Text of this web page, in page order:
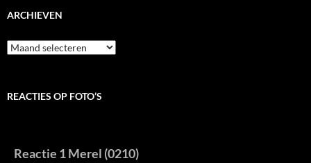
ARCHIEVEN
Archieven
REACTIES OP FOTO’S
Reactie 1 Merel (0210)